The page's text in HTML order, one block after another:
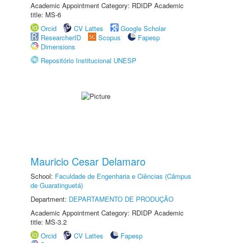
Academic Appointment Category: RDIDP Academic
title: MS-6
Orcid
CV Lattes
Google Scholar
ResearcherID
Scopus
Fapesp
Dimensions
Repositório Institucional UNESP
Mauricio Cesar Delamaro
School: Faculdade de Engenharia e Ciências (Câmpus
de Guaratinguetá)
Department: DEPARTAMENTO DE PRODUÇÃO
Academic Appointment Category: RDIDP Academic
title: MS-3.2
Orcid
CV Lattes
Fapesp